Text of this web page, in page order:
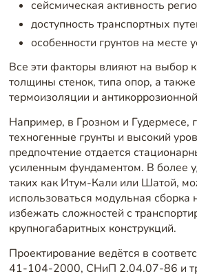
сейсмическая активность
доступность транспортных
особенности грунтов на месте
Все эти факторы влияют на выбор
толщины стенок, типа опор, а
термоизоляции и
Например, в Грозном и Гудермесе,
техногенные грунты и высокий
предпочтение отдается
усиленным фундаментом. В более
таких как Итум-Кали или Шатой,
использоваться модульная сборка
избежать сложностей с
крупногабаритных конструкций.
Проектирование ведётся в
41-104-2000, СНиП 2.04.07-86 и